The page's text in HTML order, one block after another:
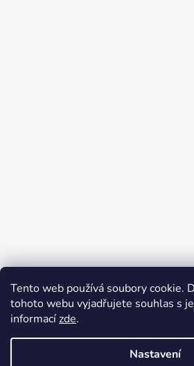
Tento web používá soubory cookie.
tohoto webu vyjadřujete souhlas s
informacízde.
Nastavení
Přijímáme online platby